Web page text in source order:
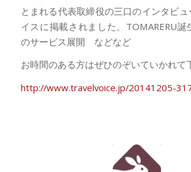
とまれる代表取締役の三口のインタビ
イスに掲載されました。TOMARERU誕
のサービス展開 などなど
お時間のある方はぜひのぞいていかれて
http://www.travelvoice.jp/20141205-